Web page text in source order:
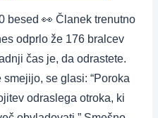
besed 👀 Članek trenutno
odprlo že 176 bralcev
čas je, da odrastete.
se glasi: “Poroka
odraslega otroka, ki